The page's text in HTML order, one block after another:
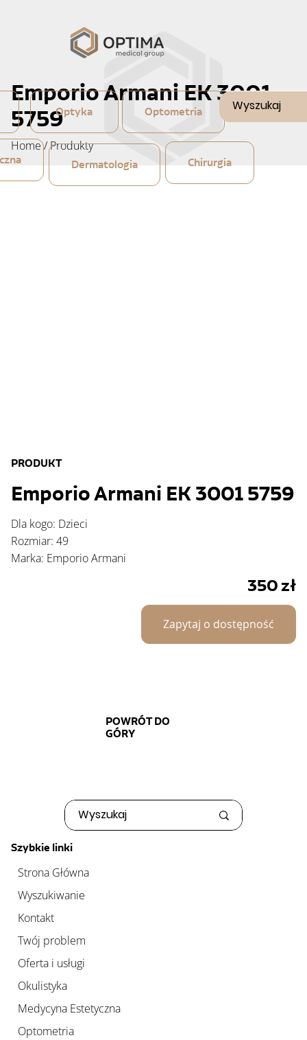
Optyka Optometria
Dermatologia Chirurgia
Emporio Armani EK 3001
5759
Home/Produkty
PRODUKT
Emporio Armani EK 3001 5759
Dla kogo: Dzieci
Rozmiar: 49
Marka: Emporio Armani
350zł
Zapytaj o dostępność
Szybkie linki
Strona Główna
Wyszukiwanie
Kontakt
Twój problem
Oferta i usługi
Okulistyka
Medycyna Estetyczna
Optometria
POWRÓT DO
GÓRY